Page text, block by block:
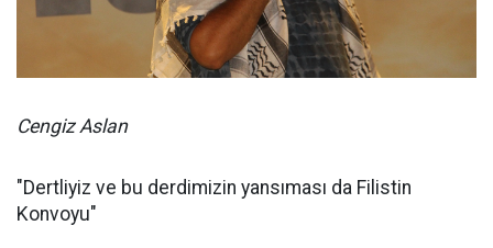
Cengiz Aslan
"Dertliyiz ve bu derdimizin yansıması da Filistin
Konvoyu"